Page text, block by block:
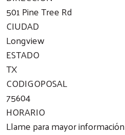
501 Pine Tree Rd
CIUDAD
Longview
ESTADO
TX
CODIGOPOSAL
75604
HORARIO
Llame para mayor información